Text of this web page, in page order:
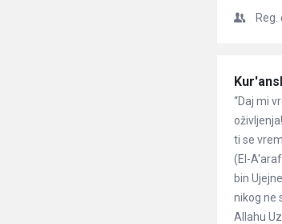
Reg.
“Daj mi
ti se
(El-
bin
nikog ne
Allahu